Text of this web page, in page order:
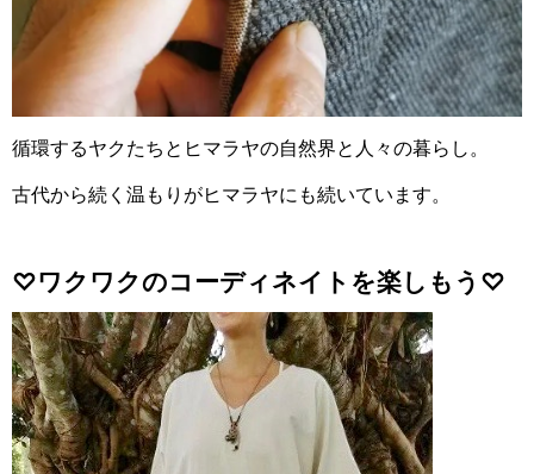
循環するヤクたちとヒマラヤの自然界と人々の暮らし。
古代から続く温もりがヒマラヤにも続いています。
♡ワクワクのコーディネイトを楽しもう♡